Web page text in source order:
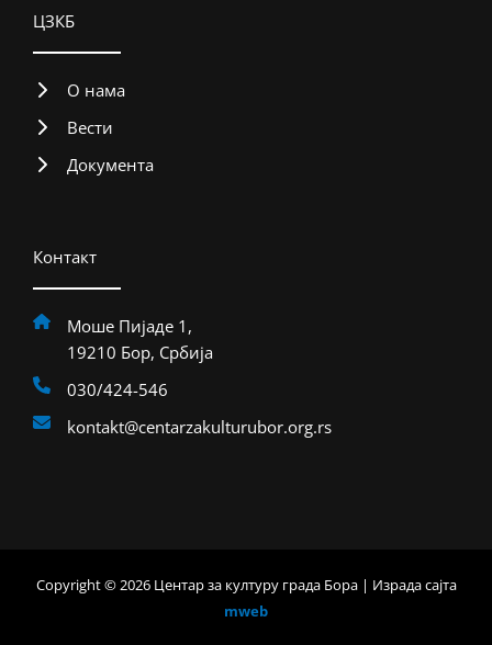
ЦЗКБ
О нама
Вести
Документа
Контакт
Моше Пијаде 1,
19210 Бор, Србија
030/424-546
kontakt@centarzakulturubor.org.rs
Copyright © 2026 Центар за културу града Бора | Израда сајта
mweb